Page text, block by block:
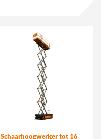
Schaarhoogwerker tot 16